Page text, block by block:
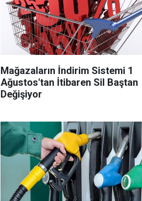
Mağazaların İndirim Sistemi 1
Ağustos'tan İtibaren Sil Baştan
Değişiyor